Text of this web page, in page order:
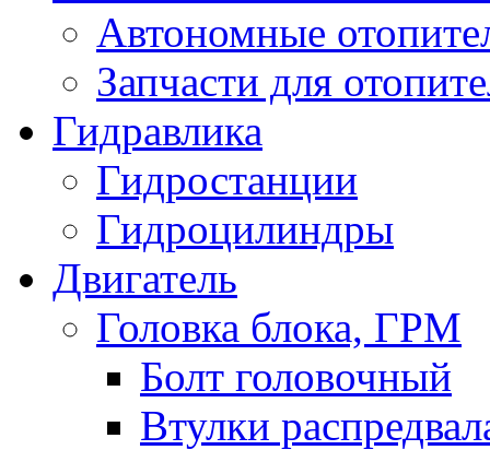
Автономные
Запчасти для
Гидравлика
Гидростанции
Гидроцилиндры
Двигатель
Головка блока, ГРМ
Болт головочный
Втулки